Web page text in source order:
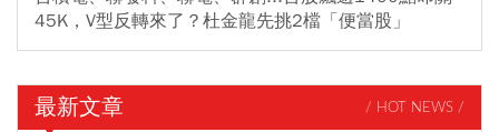
45K，V型反轉來了？杜金龍先挑2檔「便當股」
最新文章 / HOT NEWS /